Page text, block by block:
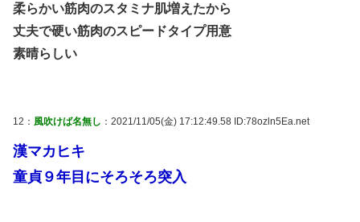
柔らかい筋肉のスタミナ肌増えたから
丈夫で硬い筋肉のスピードタイプ用意
素晴らしい
12： 風吹けば名無し ：2021/11/05(金) 17:12:49.58 ID:78ozln5Ea.net
漢マカヒキ
童貞９年目にそろそろ突入